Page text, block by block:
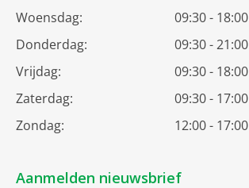
Woensdag:
09:30 - 18:00
Donderdag:
09:30 - 21:00
Vrijdag:
09:30 - 18:00
Zaterdag:
09:30 - 17:00
Zondag:
12:00 - 17:00
Aanmelden nieuwsbrief